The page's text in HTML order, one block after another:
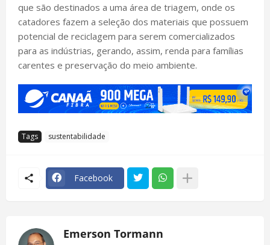
que são destinados a uma área de triagem, onde os
catadores fazem a seleção dos materiais que possuem
potencial de reciclagem para serem comercializados
para as indústrias, gerando, assim, renda para famílias
carentes e preservação do meio ambiente.
Tags sustentabilidade
Facebook
Emerson Tormann